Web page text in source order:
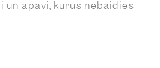
apavi, kurus nebaidies